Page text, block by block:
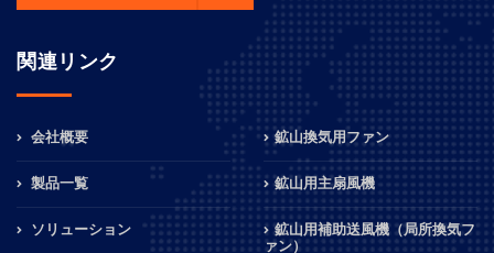
関連リンク
会社概要
製品一覧
ソリューション
鉱山換気用ファン
鉱山用主扇風機
鉱山用補助送風機（局所換気フ
ァン）